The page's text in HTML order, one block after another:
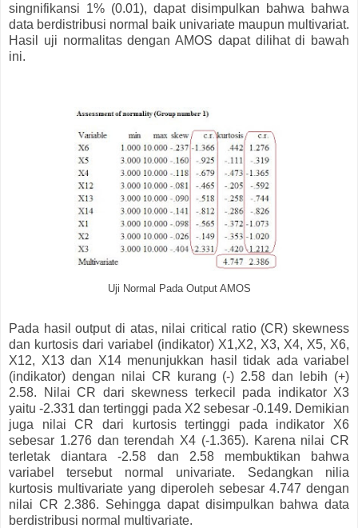
singnifikansi 1% (0.01), dapat disimpulkan bahwa bahwa
data berdistribusi normal baik univariate maupun multivariat.
Hasil uji normalitas dengan AMOS dapat dilihat di bawah
ini.
Uji Normal Pada Output AMOS
Pada hasil output di atas, nilai critical ratio (CR) skewness
dan kurtosis dari variabel (indikator) X1,X2, X3, X4, X5, X6,
X12, X13 dan X14 menunjukkan hasil tidak ada variabel
(indikator) dengan nilai CR kurang (-) 2.58 dan lebih (+)
2.58. Nilai CR dari skewness terkecil pada indikator X3
yaitu -2.331 dan tertinggi pada X2 sebesar -0.149. Demikian
juga nilai CR dari kurtosis tertinggi pada indikator X6
sebesar 1.276 dan terendah X4 (-1.365). Karena nilai CR
terletak diantara -2.58 dan 2.58 membuktikan bahwa
variabel tersebut normal univariate. Sedangkan nilia
kurtosis multivariate yang diperoleh sebesar 4.747 dengan
nilai CR 2.386. Sehingga dapat disimpulkan bahwa data
berdistribusi normal multivariate.